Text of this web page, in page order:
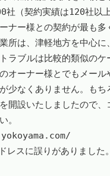
社（契約実績は120社以
ナー様との契約が最も
所は、津軽地方を中心
ラブルは比較的類似の
オーナー様とでもメー
少なくありません。も
開設いたしましたので
。
スに誤りがありました